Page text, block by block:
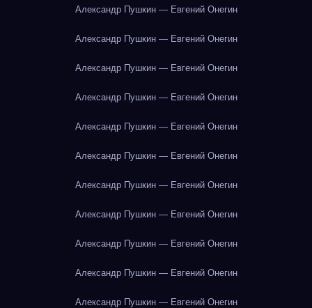
Александр Пушкин — Евгений Онегин
Александр Пушкин — Евгений Онегин
Александр Пушкин — Евгений Онегин
Александр Пушкин — Евгений Онегин
Александр Пушкин — Евгений Онегин
Александр Пушкин — Евгений Онегин
Александр Пушкин — Евгений Онегин
Александр Пушкин — Евгений Онегин
Александр Пушкин — Евгений Онегин
Александр Пушкин — Евгений Онегин
Александр Пушкин — Евгений Онегин